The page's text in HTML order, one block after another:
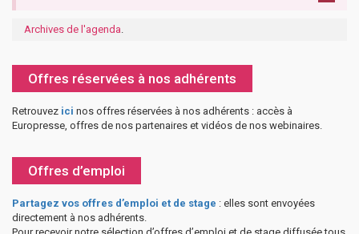
Archives de l'agenda.
Offres réservées à nos adhérents
Retrouvez ici nos offres réservées à nos adhérents : accès à
Europresse, offres de nos partenaires et vidéos de nos webinaires.
Offres d’emploi
Partagez vos offres d’emploi et de stage : elles sont envoyées
directement à nos adhérents.